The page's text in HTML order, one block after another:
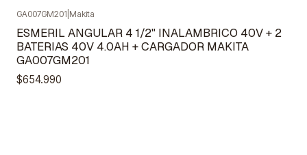
Agotado
GA007GM201 Makita
ESMERIL ANGULAR 4 1/2" INALAMBRICO 40V + 2
BATERIAS 40V 4.0AH + CARGADOR MAKITA
GA007GM201
$654.990